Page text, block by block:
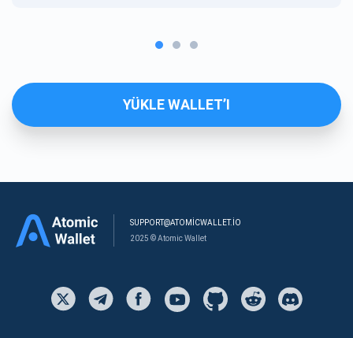
YÜKLE WALLET’I
SUPPORT@ATOMICWALLET.IO
2025 © Atomic Wallet